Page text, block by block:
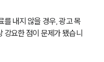
를 내지 않을 경우, 광고 목
강요한 점이 문제가 됐습니